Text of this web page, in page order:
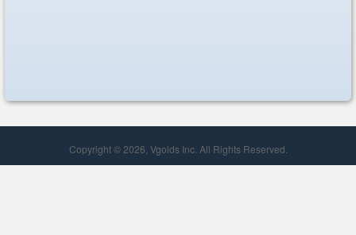
Copyright © 2026, Vgolds Inc. All Rights Reserved.